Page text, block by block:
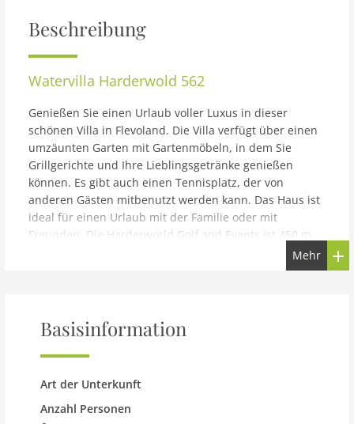
Beschreibung
Watervilla Harderwold 562
Genießen Sie einen Urlaub voller Luxus in dieser
schönen Villa in Flevoland. Die Villa verfügt über einen
umzäunten Garten mit Gartenmöbeln, in dem Sie
Grillgerichte und Ihre Lieblingsgetränke genießen
können. Es gibt auch einen Tennisplatz, der von
anderen Gästen mitbenutzt werden kann. Das Haus ist
ideal für einen Urlaub mit der Familie oder mit
Freunden. Die Harderworld Golf and Events ist 450 m
vom Haus entfernt. Der nächstgelegene See ist 2 km
und der nächste Badestrand 3,8 km entfernt. Genießen
liegt 4,9 km entfernt. In der offenen Küche können Sie
hausgemachte Mahlzeiten zubereiten und diese
zusammen mit Ihren Freunden am Esstisch im
Schlafzimmer sorgt für ein angenehmes Raumklima.
Ein Parkplatz ist ebenfalls vorhanden. Mit Belvilla ist
Mehr
Basisinformation
Art der Unterkunft
Anzahl Personen